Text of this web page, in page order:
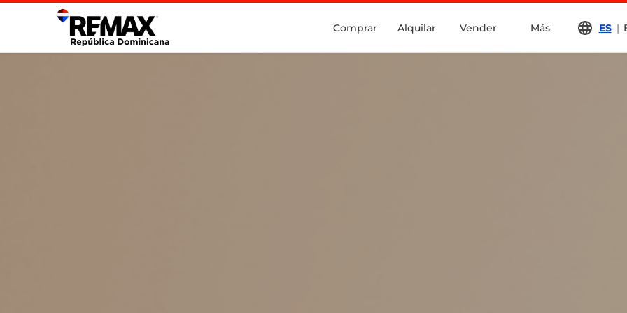
Comprar Alquilar Vender Más ES |